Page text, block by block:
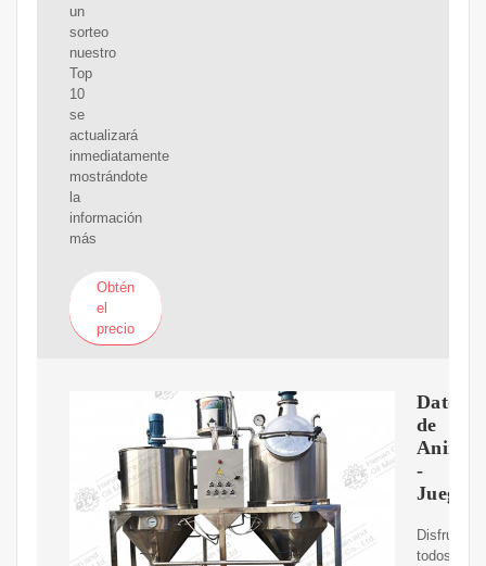
un
sorteo
nuestro
Top
10
se
actualizará
inmediatamente
mostrándote
la
información
más
Obtén
el
precio
Datos
de
-
Disfruta
todos